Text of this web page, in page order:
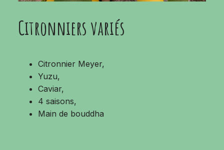
Citronniers variés
Citronnier Meyer,
Yuzu,
Caviar,
4 saisons,
Main de bouddha